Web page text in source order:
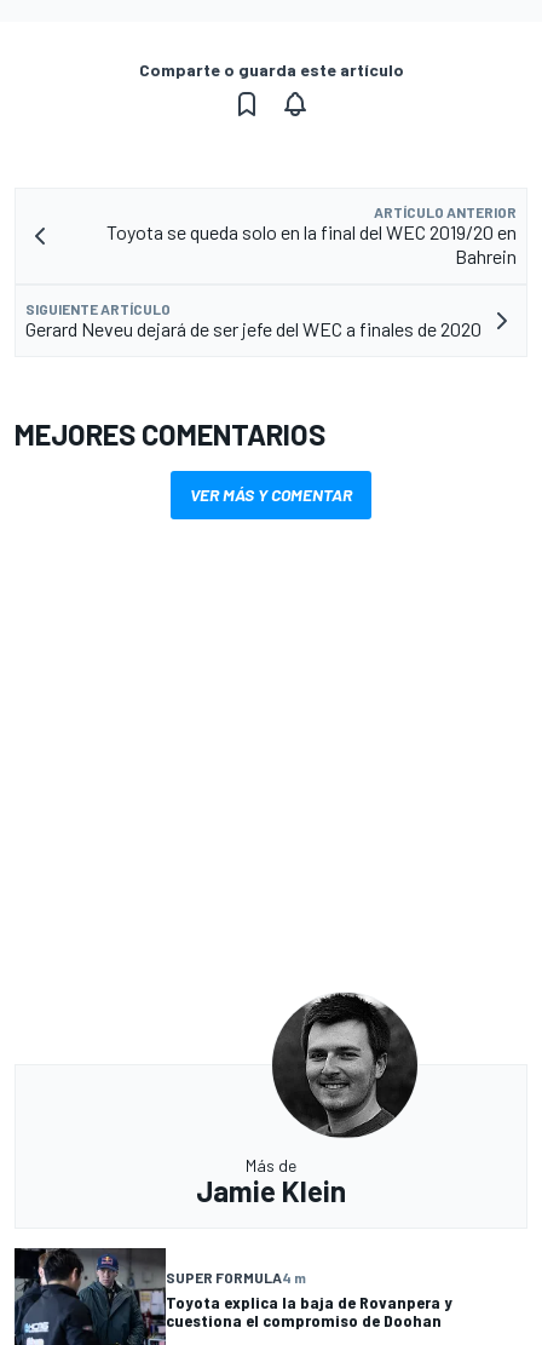
Comparte o guarda este artículo
ARTÍCULO ANTERIOR
Toyota se queda solo en la final del WEC 2019/20 en
Bahrein
SIGUIENTE ARTÍCULO
Gerard Neveu dejará de ser jefe del WEC a finales de 2020
MEJORES COMENTARIOS
VER MÁS Y COMENTAR
Más de
Jamie Klein
SUPER FORMULA4 m
Toyota explica la baja de Rovanpera y
cuestiona el compromiso de Doohan